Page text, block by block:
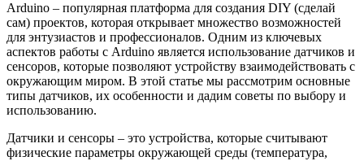
Arduino – популярная платформа для создания DIY (сделай
сам) проектов, которая открывает множество возможностей
для энтузиастов и профессионалов. Одним из ключевых
аспектов работы с Arduino является использование датчиков и
сенсоров, которые позволяют устройству взаимодействовать с
окружающим миром. В этой статье мы рассмотрим основные
типы датчиков, их особенности и дадим советы по выбору и
использованию.
Датчики и сенсоры – это устройства, которые считывают
физические параметры окружающей среды (температура,